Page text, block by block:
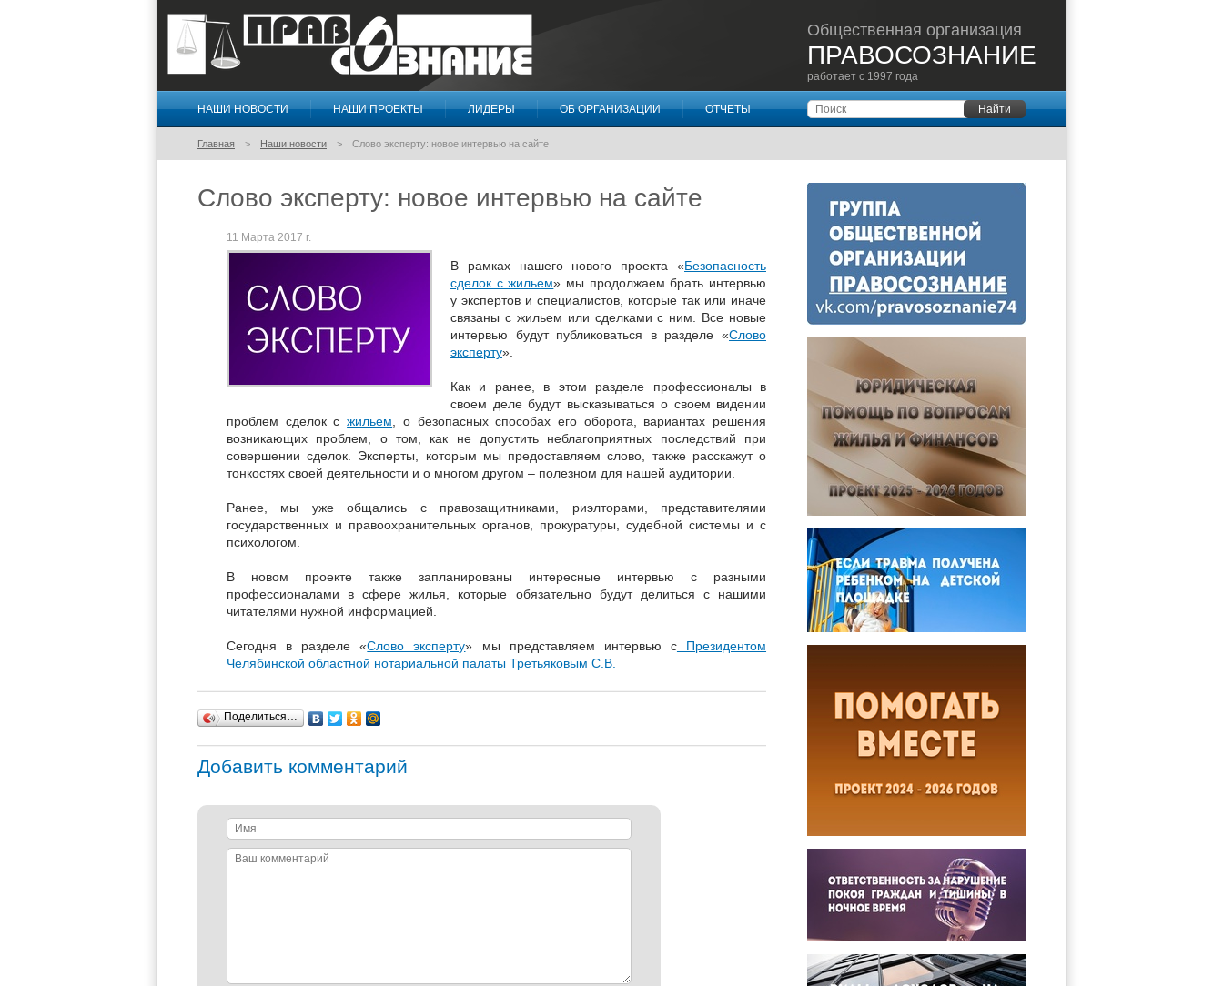
Правосознание
Общественная организация
ПРАВОСОЗНАНИЕ
работает с 1997 года
НАШИ НОВОСТИ НАШИ ПРОЕКТЫ ЛИДЕРЫ ОБ ОРГАНИЗАЦИИ ОТЧЕТЫ Поиск Найти
Главная Наши новости Слово эксперту: новое интервью на сайте
Слово эксперту: новое интервью на сайте
11 Марта 2017 г.
В рамках нашего нового проекта «Безопасность
сделок с жильем» мы продолжаем брать интервью
у экспертов и специалистов, которые так или иначе
связаны с жильем или сделками с ним. Все новые
интервью будут публиковаться в разделе «Слово
эксперту».
Как и ранее, в этом разделе профессионалы в
своем деле будут высказываться о своем видении
проблем сделок сжильем , о безопасных способах его оборота, вариантах решения
возникающих проблем, о том, как не допустить неблагоприятных последствий при
совершении сделок. Эксперты, которым мы предоставляем слово, также расскажут о
тонкостях своей деятельности и о многом другом – полезном для нашей аудитории.
Ранее, мы уже общались с правозащитниками, риэлторами, представителями
государственных и правоохранительных органов, прокуратуры, судебной системы и с
психологом.
В новом проекте также запланированы интересные интервью с разными
профессионалами в сфере жилья, которые обязательно будут делиться с нашими
читателями нужной информацией.
Сегодня в разделе «Слово эксперту» мы представляем интервью сПрезидентом
Челябинской областной нотариальной палаты Третьяковым С.В.
Поделиться…
Добавить комментарий
Имя
Ваш